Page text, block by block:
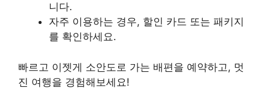
니다.
자주 이용하는 경우, 할인 카드 또는 패키지
를 확인하세요.
빠르고 이젯게 소안도로 가는 배편을 예약하고, 멋
진 여행을 경험해보세요!